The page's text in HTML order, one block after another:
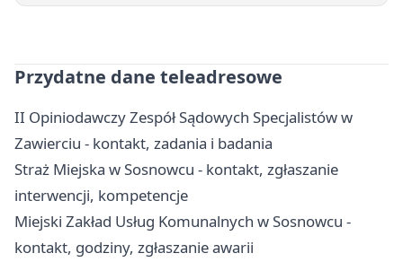
Przydatne dane teleadresowe
II Opiniodawczy Zespół Sądowych Specjalistów w
Zawierciu - kontakt, zadania i badania
Straż Miejska w Sosnowcu - kontakt, zgłaszanie
interwencji, kompetencje
Miejski Zakład Usług Komunalnych w Sosnowcu -
kontakt, godziny, zgłaszanie awarii